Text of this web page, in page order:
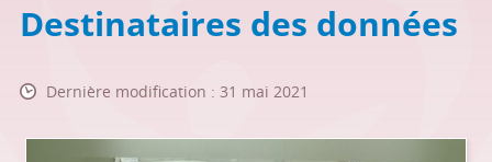
Destinataires des données
Dernière modification : 31 mai 2021